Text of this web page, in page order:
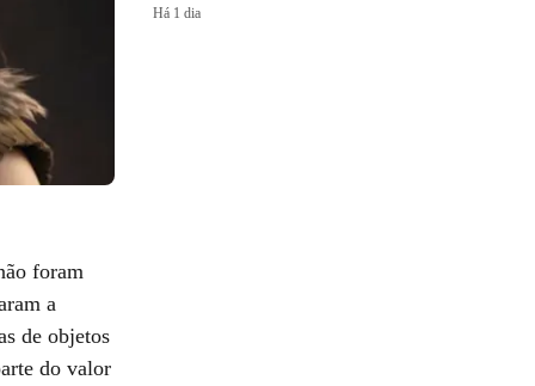
foram
a
de objetos
do valor
Há 1 dia